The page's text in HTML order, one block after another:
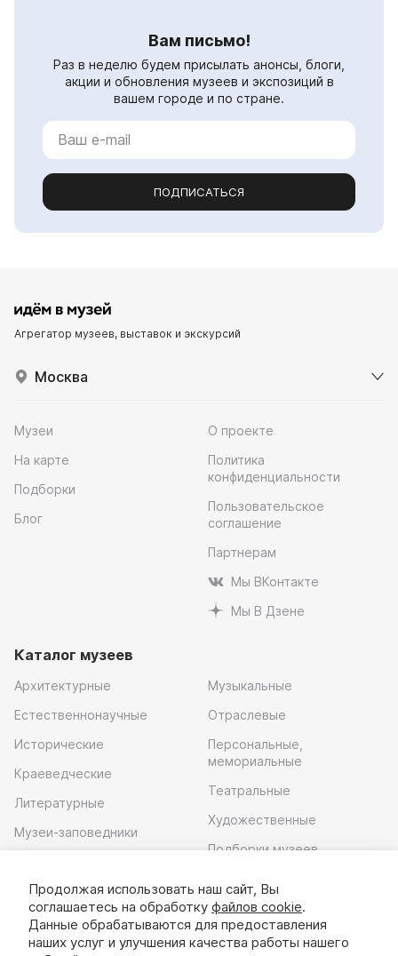
Вам письмо!
Раз в неделю будем присылать анонсы, блоги,
акции и обновления музеев и экспозиций в
вашем городе и по стране.
ПОДПИСАТЬСЯ
Агрегатор музеев, выставок и экскурсий
Москва
Музеи
На карте
Подборки
Блог
О проекте
Политика
конфиденциальности
Пользовательское
соглашение
Партнерам
Мы ВКонтакте
Мы В Дзене
Каталог музеев
Архитектурные
Естественнонаучные
Исторические
Краеведческие
Литературные
Музеи-заповедники
Музыкальные
Отраслевые
Персональные,
мемориальные
Театральные
Художественные
Подборки музеев
Скачать приложение
Продолжая использовать наш сайт, Вы
соглашаетесь на обработку файлов cookie.
Данные обрабатываются для предоставления
наших услуг и улучшения качества работы нашего